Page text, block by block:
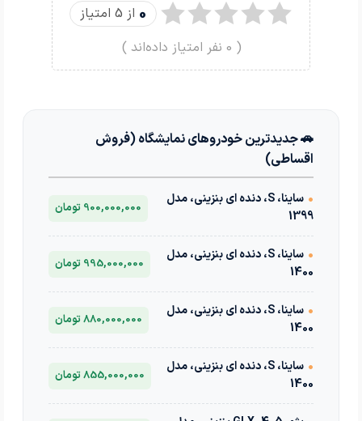
0 از 5 امتیاز
(
0 نفر امتیاز داده‌اند )
🚗 جدیدترین خودروهای نمایشگاه (فروش
اقساطی)
•
ساینا، S، دنده ای بنزینی، مدل
1399
900,000,000 تومان
•
ساینا، S، دنده ای بنزینی، مدل
1400
995,000,000 تومان
•
ساینا، S، دنده ای بنزینی، مدل
1400
880,000,000 تومان
•
ساینا، S، دنده ای بنزینی، مدل
1400
855,000,000 تومان